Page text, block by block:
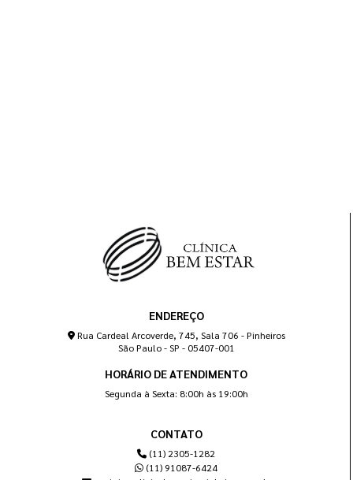
ENDEREÇO
Rua Cardeal Arcoverde, 745, Sala 706 - Pinheiros
São Paulo - SP - 05407-001
HORÁRIO DE ATENDIMENTO
Segunda à Sexta: 8:00h às 19:00h
CONTATO
(11) 2305-1282
(11) 91087-6424